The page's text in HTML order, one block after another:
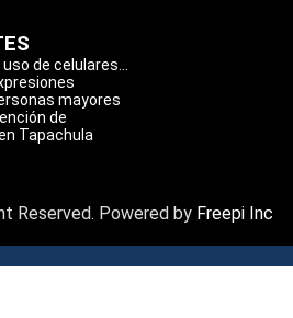
de celulares...
mayores
de
Tapachula
Reserved. Powered by Freepi Inc